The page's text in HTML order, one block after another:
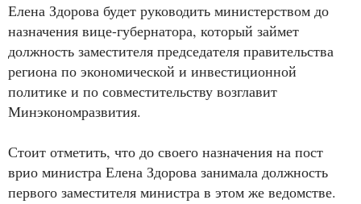
Елена Здорова будет руководить министерством до
назначения вице-губернатора, который займет
должность заместителя председателя правительства
региона по экономической и инвестиционной
политике и по совместительству возглавит
Минэкономразвития.
Стоит отметить, что до своего назначения на пост
врио министра Елена Здорова занимала должность
первого заместителя министра в этом же ведомстве.